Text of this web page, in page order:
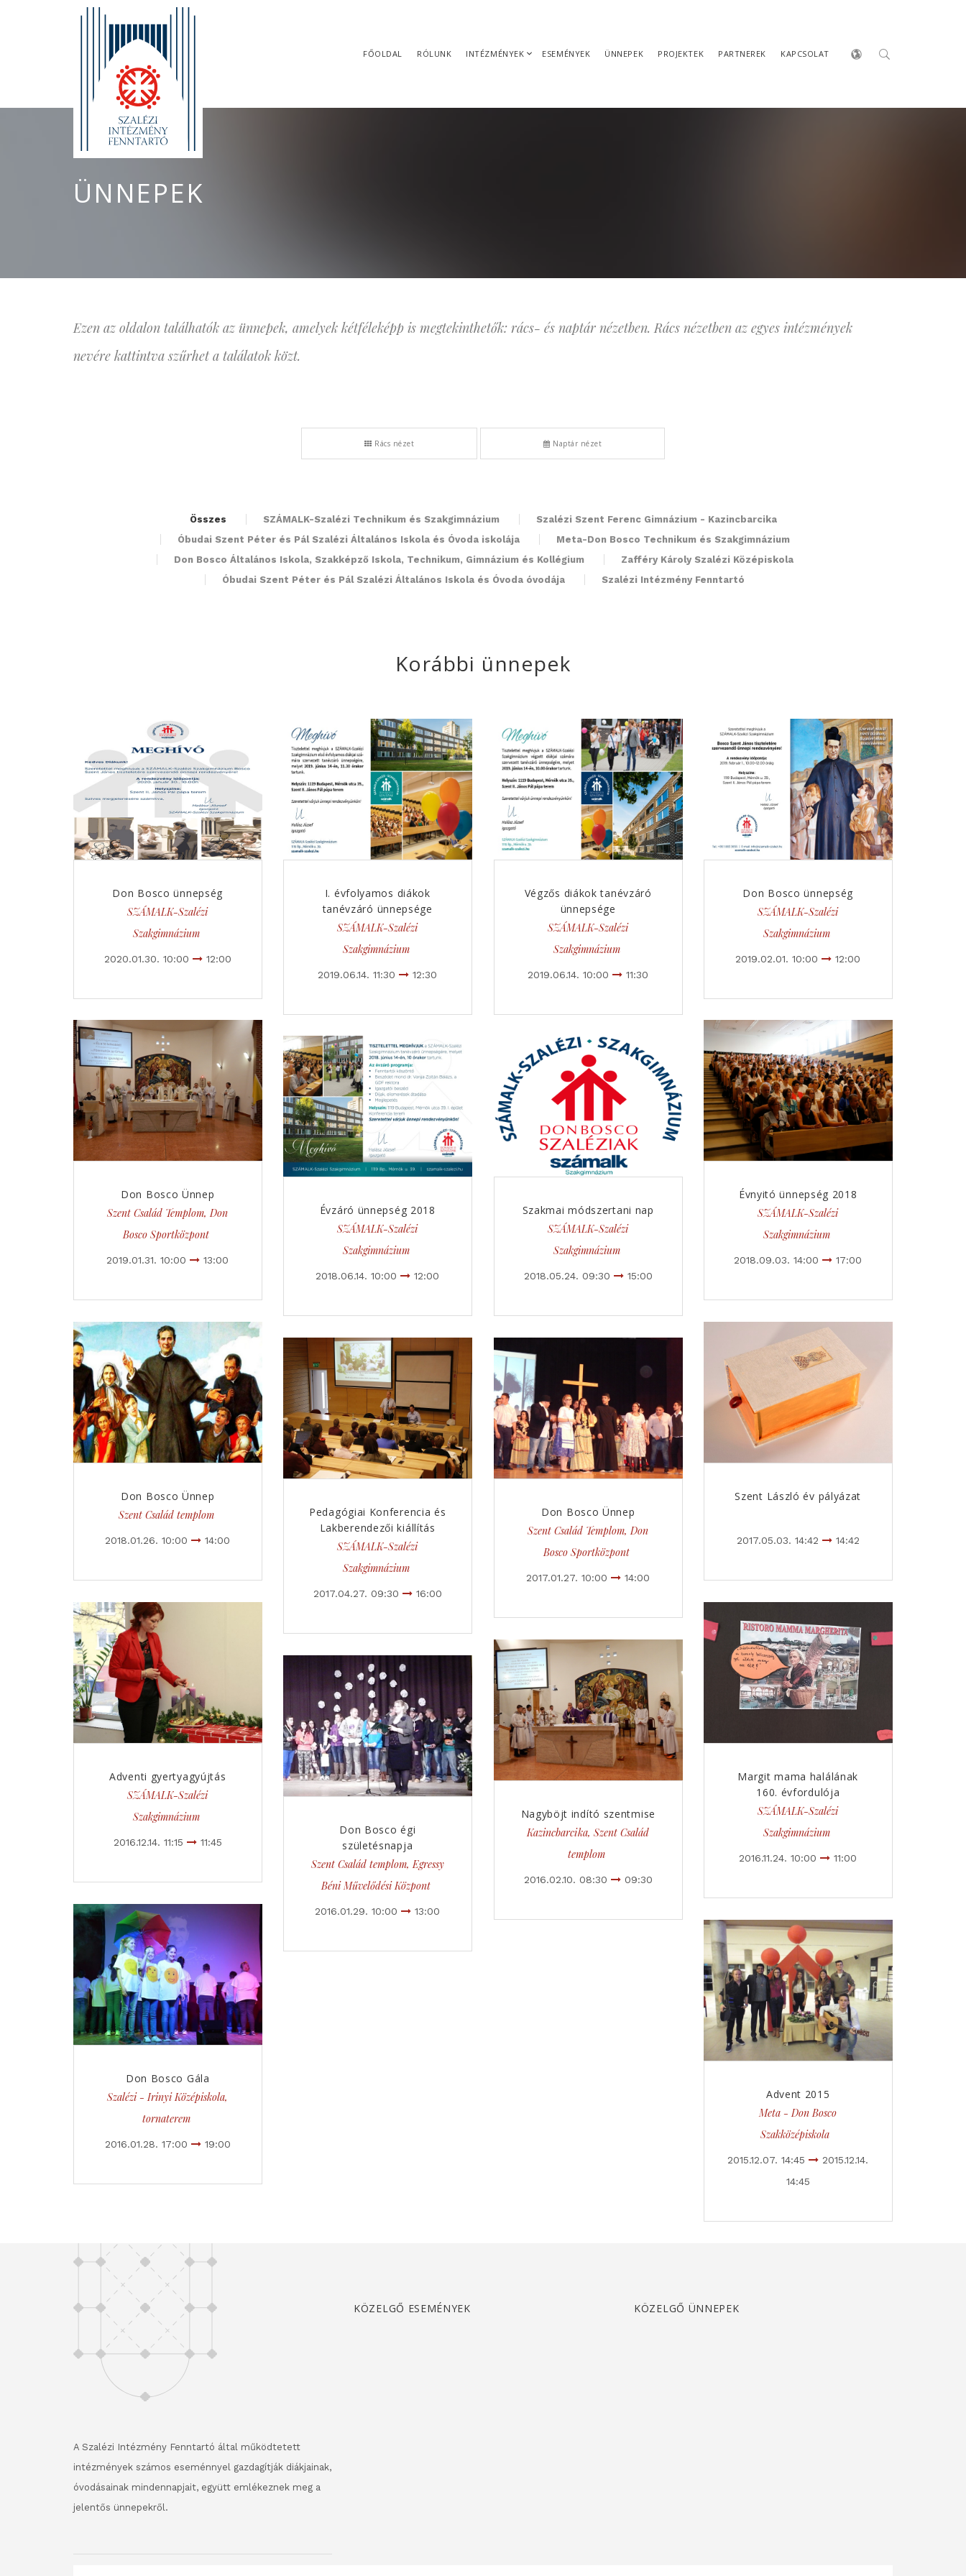
FŐOLDAL RÓLUNK INTÉZMÉNYEK ESEMÉNYEK ÜNNEPEK PROJEKTEK PARTNEREK KAPCSOLAT
ÜNNEPEK
Ezen az oldalon találhatók az ünnepek, amelyek kétféleképp is megtekinthetők: rács- és naptár nézetben. Rács nézetben az egyes intézmények
nevére kattintva szűrhet a találatok közt.
Rács nézet Naptár nézet
Összes SZÁMALK-Szalézi Technikum és Szakgimnázium
Szalézi Szent Ferenc Gimnázium - Kazincbarcika
Óbudai Szent Péter és Pál Szalézi Általános Iskola és Óvoda iskolája
Meta-Don Bosco Technikum és Szakgimnázium
Don Bosco Általános Iskola, Szakképző Iskola, Technikum, Gimnázium és Kollégium
Zafféry Károly Szalézi Középiskola
Óbudai Szent Péter és Pál Szalézi Általános Iskola és Óvoda óvodája
Szalézi Intézmény Fenntartó
Korábbi ünnepek
Don Bosco ünnepség
SZÁMALK-Szalézi
Szakgimnázium
2020.01.30. 10:00 12:00
I. évfolyamos diákok
tanévzáró ünnepsége
SZÁMALK-Szalézi
Szakgimnázium
2019.06.14. 11:30 12:30
Végzős diákok tanévzáró
ünnepsége
SZÁMALK-Szalézi
Szakgimnázium
2019.06.14. 10:00 11:30
Don Bosco ünnepség
SZÁMALK-Szalézi
Szakgimnázium
2019.02.01. 10:00 12:00
Don Bosco Ünnep
Szent Család Templom, Don
Bosco Sportközpont
2019.01.31. 10:00 13:00
Évnyitó ünnepség 2018
SZÁMALK-Szalézi
Szakgimnázium
2018.09.03. 14:00 17:00
Évzáró ünnepség 2018
SZÁMALK-Szalézi
Szakgimnázium
2018.06.14. 10:00 12:00
Szakmai módszertani nap
SZÁMALK-Szalézi
Szakgimnázium
2018.05.24. 09:30 15:00
Don Bosco Ünnep
Szent Család templom
2018.01.26. 10:00 14:00
Szent László év pályázat
2017.05.03. 14:42 14:42
Pedagógiai Konferencia és
Lakberendezői kiállítás
SZÁMALK-Szalézi
Szakgimnázium
2017.04.27. 09:30 16:00
Don Bosco Ünnep
Szent Család Templom, Don
Bosco Sportközpont
2017.01.27. 10:00 14:00
Adventi gyertyagyújtás
SZÁMALK-Szalézi
Szakgimnázium
2016.12.14. 11:15 11:45
Margit mama halálának
160. évfordulója
SZÁMALK-Szalézi
Szakgimnázium
2016.11.24. 10:00 11:00
Nagyböjt indító szentmise
Kazincbarcika, Szent Család
templom
2016.02.10. 08:30 09:30
Don Bosco égi
születésnapja
Szent Család templom, Egressy
Béni Művelődési Központ
2016.01.29. 10:00 13:00
Don Bosco Gála
Szalézi - Irinyi Középiskola,
tornaterem
2016.01.28. 17:00 19:00
Advent 2015
Meta - Don Bosco
Szakközépiskola
2015.12.07. 14:45
2015.12.14.
14:45
A Szalézi Intézmény Fenntartó által működtetett
intézmények számos eseménnyel gazdagítják diákjainak,
óvodásainak mindennapjait, együtt emlékeznek meg a
jelentős ünnepekről.
KÖZELGŐ ESEMÉNYEK KÖZELGŐ ÜNNEPEK